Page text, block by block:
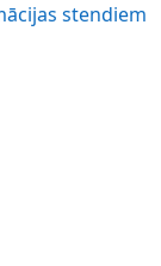
stendiem